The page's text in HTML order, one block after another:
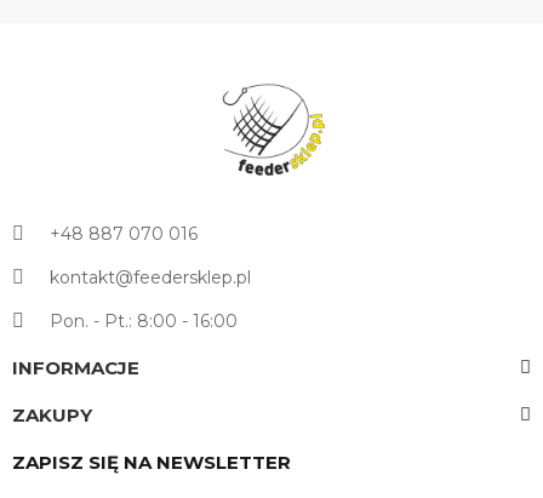
+48 887 070 016
kontakt@feedersklep.pl
Pon. - Pt.: 8:00 - 16:00
INFORMACJE
ZAKUPY
ZAPISZ SIĘ NA NEWSLETTER